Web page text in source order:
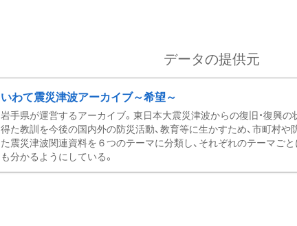
データの提供元
いわて震災津波アーカイブ～希望～
岩手県が運営するアーカイブ。東日本大震災津波からの復旧・復興
得た教訓を今後の国内外の防災活動、教育等に生かすため、市町村
た震災津波関連資料を６つのテーマに分類し、それぞれのテーマご
も分かるようにしている。